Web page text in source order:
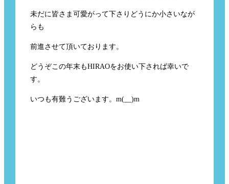
未だに皆さま可愛がって下さりどうにか小さいなが
らも
前進させて頂いております。
どうぞこの年末もHIRAOをお使い下されば幸いで
す。
いつも有難うございます。m(__)m